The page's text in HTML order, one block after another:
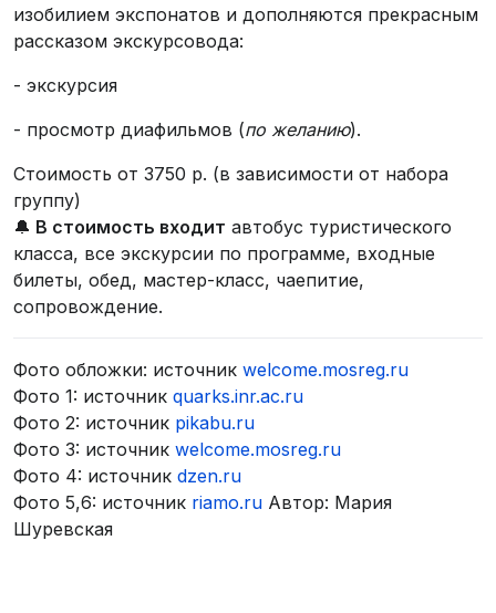
изобилием экспонатов и дополняются прекрасным
рассказом экскурсовода:
- экскурсия
- просмотр диафильмов (по желанию).
Стоимость от 3750 р. (в зависимости от набора
группу)
🔔 В стоимость входит автобус туристического
класса, все экскурсии по программе, входные
билеты, обед, мастер-класс, чаепитие,
сопровождение.
Фото обложки: источник welcome.mosreg.ru
Фото 1: источник quarks.inr.ac.ru
Фото 2: источник pikabu.ru
Фото 3: источник welcome.mosreg.ru
Фото 4: источник dzen.ru
Фото 5,6: источник riamo.ru Автор: Мария
Шуревская